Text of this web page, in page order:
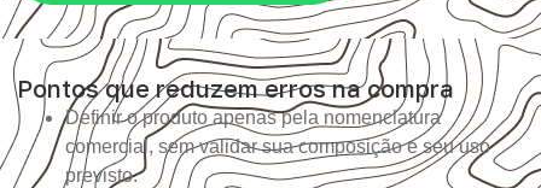
Pontos que reduzem erros na compra
Definir o produto apenas pela nomenclatura
comercial, sem validar sua composição e seu uso
previsto.